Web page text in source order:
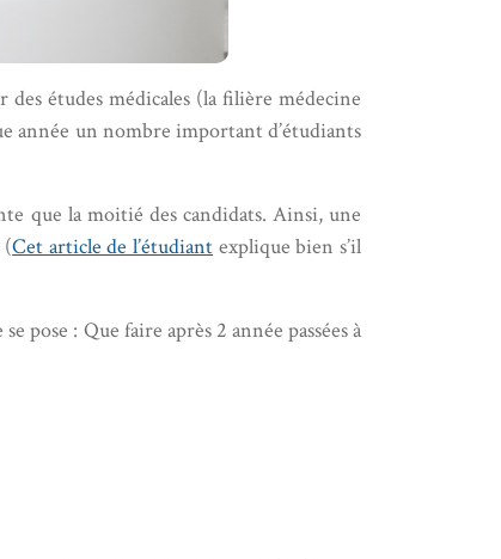
des études médicales (la filière médecine
année un nombre important d’étudiants
que la moitié des candidats. Ainsi, une
(Cet article de l’étudiant explique bien s’il
pose : Que faire après 2 année passées à